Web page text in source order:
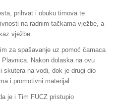
prihvat i obuku timova te
na radnim tačkama vježbe, a
vježbe.
za spašavanje uz pomoć čamaca
Nakon dolaska na ovu
skutera na vodi, dok je drugi dio
i promotivni materijal.
je i Tim FUCZ pristupio